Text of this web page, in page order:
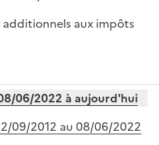
additionnels aux impôts
06/2022 à aujourd'hui
09/2012 au 08/06/2022